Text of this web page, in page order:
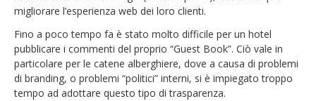
migliorare l’esperienza web dei loro clienti.
Fino a poco tempo fa è stato molto difficile per un hotel
pubblicare i commenti del proprio “Guest Book”. Ciò vale in
particolare per le catene alberghiere, dove a causa di problemi
di branding, o problemi “politici” interni, si è impiegato troppo
tempo ad adottare questo tipo di trasparenza.